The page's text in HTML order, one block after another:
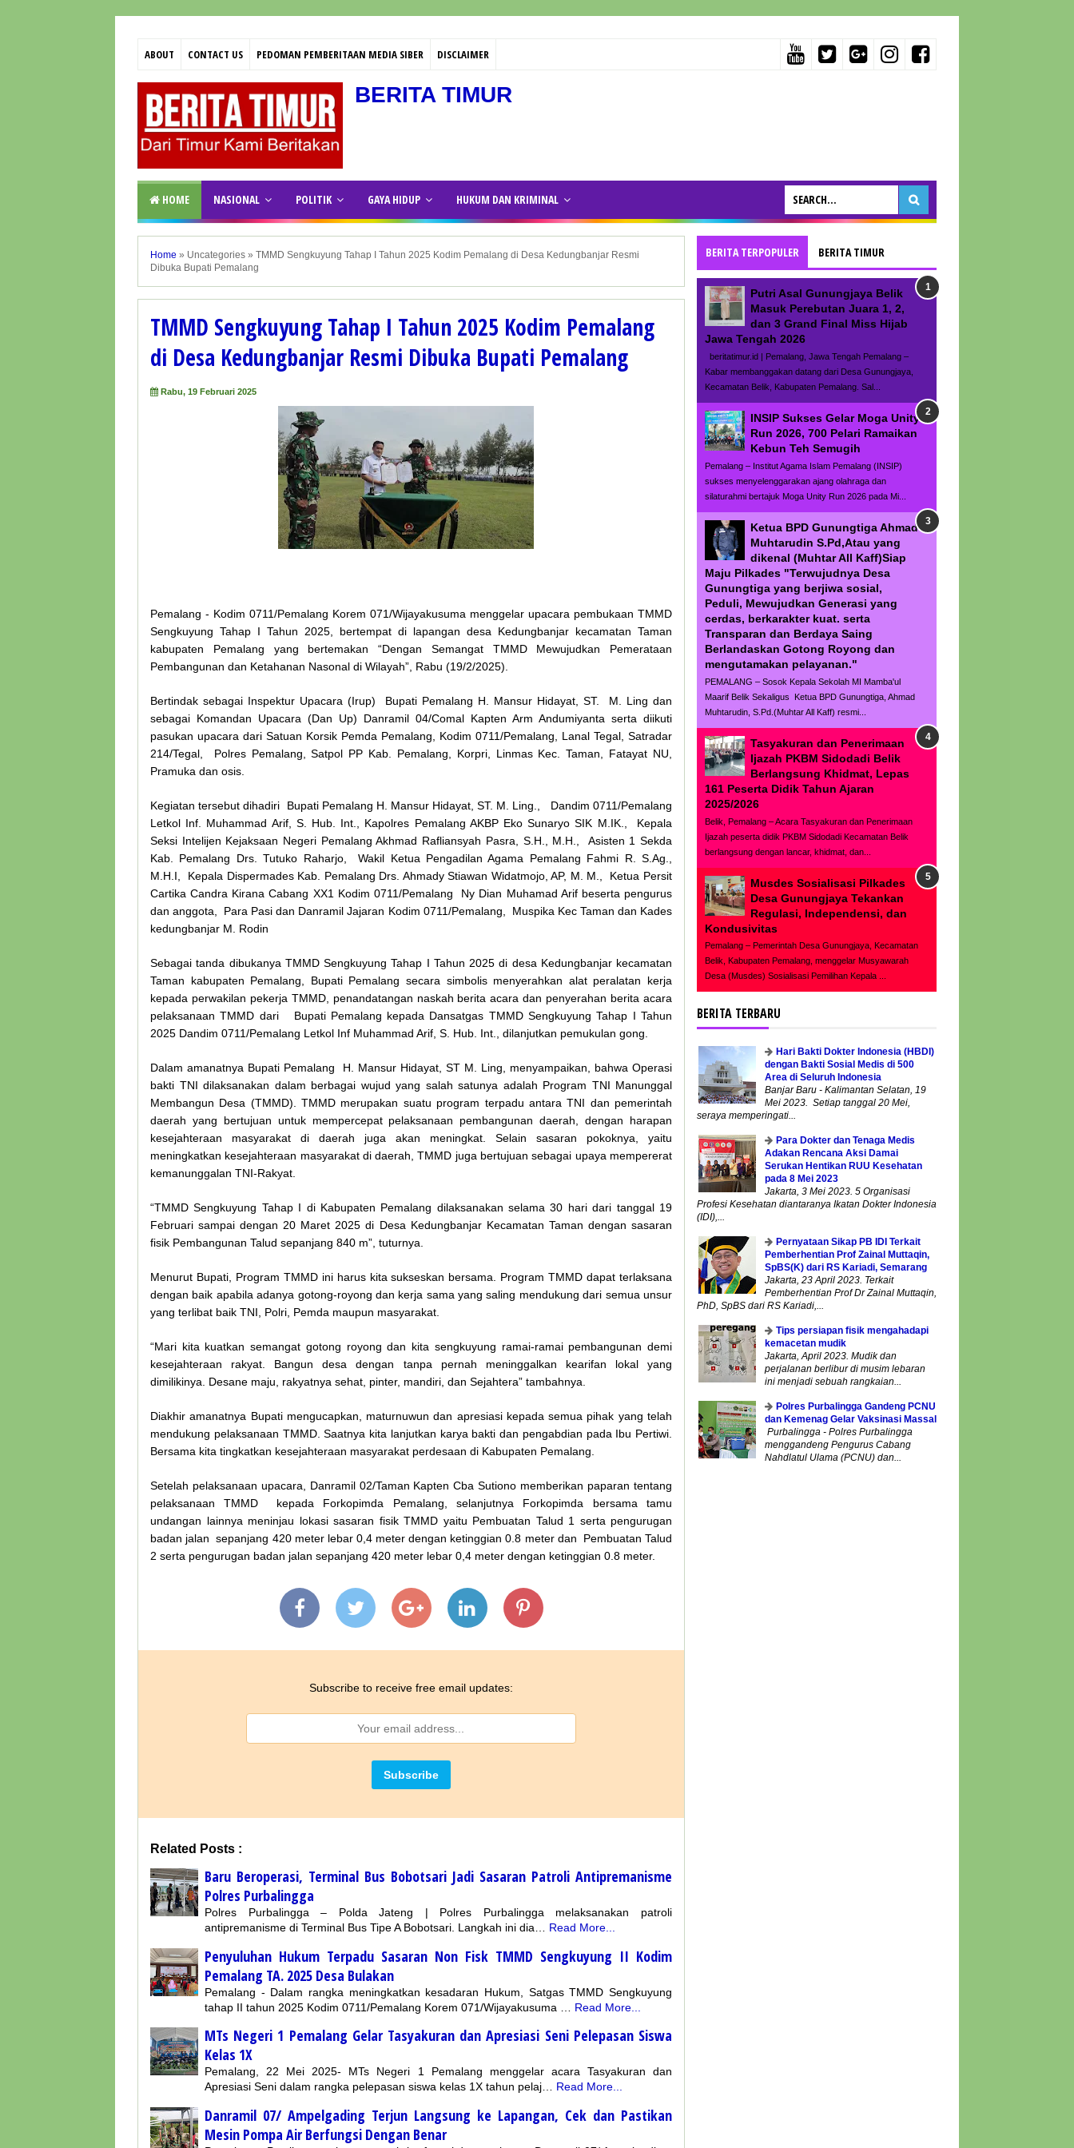
ABOUT CONTACT US PEDOMAN PEMBERITAAN MEDIA SIBER DISCLAIMER
BERITA TIMUR
HOME NASIONAL POLITIK GAYA HIDUP HUKUM DAN KRIMINAL
Home » Uncategories » TMMD Sengkuyung Tahap I Tahun 2025 Kodim Pemalang di Desa Kedungbanjar Resmi
Dibuka Bupati Pemalang
TMMD Sengkuyung Tahap I Tahun 2025 Kodim Pemalang
di Desa Kedungbanjar Resmi Dibuka Bupati Pemalang
Rabu, 19 Februari 2025
Pemalang - Kodim 0711/Pemalang Korem 071/Wijayakusuma menggelar upacara pembukaan TMMD
Sengkuyung Tahap I Tahun 2025, bertempat di lapangan desa Kedungbanjar kecamatan Taman
kabupaten Pemalang yang bertemakan “Dengan Semangat TMMD Mewujudkan Pemerataan
Pembangunan dan Ketahanan Nasonal di Wilayah”, Rabu (19/2/2025).
Bertindak sebagai Inspektur Upacara (Irup) Bupati Pemalang H. Mansur Hidayat, ST. M. Ling dan
sebagai Komandan Upacara (Dan Up) Danramil 04/Comal Kapten Arm Andumiyanta serta diikuti
pasukan upacara dari Satuan Korsik Pemda Pemalang, Kodim 0711/Pemalang, Lanal Tegal, Satradar
214/Tegal, Polres Pemalang, Satpol PP Kab. Pemalang, Korpri, Linmas Kec. Taman, Fatayat NU,
Pramuka dan osis.
Kegiatan tersebut dihadiri Bupati Pemalang H. Mansur Hidayat, ST. M. Ling., Dandim 0711/Pemalang
Letkol Inf. Muhammad Arif, S. Hub. Int., Kapolres Pemalang AKBP Eko Sunaryo SIK M.IK., Kepala
Seksi Intelijen Kejaksaan Negeri Pemalang Akhmad Rafliansyah Pasra, S.H., M.H., Asisten 1 Sekda
Kab. Pemalang Drs. Tutuko Raharjo, Wakil Ketua Pengadilan Agama Pemalang Fahmi R. S.Ag.,
M.H.I, Kepala Dispermades Kab. Pemalang Drs. Ahmady Stiawan Widatmojo, AP, M. M., Ketua Persit
Cartika Candra Kirana Cabang XX1 Kodim 0711/Pemalang Ny Dian Muhamad Arif beserta pengurus
dan anggota, Para Pasi dan Danramil Jajaran Kodim 0711/Pemalang, Muspika Kec Taman dan Kades
kedungbanjar M. Rodin
Sebagai tanda dibukanya TMMD Sengkuyung Tahap I Tahun 2025 di desa Kedungbanjar kecamatan
Taman kabupaten Pemalang, Bupati Pemalang secara simbolis menyerahkan alat peralatan kerja
kepada perwakilan pekerja TMMD, penandatangan naskah berita acara dan penyerahan berita acara
pelaksanaan TMMD dari Bupati Pemalang kepada Dansatgas TMMD Sengkuyung Tahap I Tahun
2025 Dandim 0711/Pemalang Letkol Inf Muhammad Arif, S. Hub. Int., dilanjutkan pemukulan gong.
Dalam amanatnya Bupati Pemalang H. Mansur Hidayat, ST M. Ling, menyampaikan, bahwa Operasi
bakti TNI dilaksanakan dalam berbagai wujud yang salah satunya adalah Program TNI Manunggal
Membangun Desa (TMMD). TMMD merupakan suatu program terpadu antara TNI dan pemerintah
daerah yang bertujuan untuk mempercepat pelaksanaan pembangunan daerah, dengan harapan
kesejahteraan masyarakat di daerah juga akan meningkat. Selain sasaran pokoknya, yaitu
meningkatkan kesejahteraan masyarakat di daerah, TMMD juga bertujuan sebagai upaya mempererat
kemanunggalan TNI-Rakyat.
“TMMD Sengkuyung Tahap I di Kabupaten Pemalang dilaksanakan selama 30 hari dari tanggal 19
Februari sampai dengan 20 Maret 2025 di Desa Kedungbanjar Kecamatan Taman dengan sasaran
fisik Pembangunan Talud sepanjang 840 m”, tuturnya.
Menurut Bupati, Program TMMD ini harus kita sukseskan bersama. Program TMMD dapat terlaksana
dengan baik apabila adanya gotong-royong dan kerja sama yang saling mendukung dari semua unsur
yang terlibat baik TNI, Polri, Pemda maupun masyarakat.
“Mari kita kuatkan semangat gotong royong dan kita sengkuyung ramai-ramai pembangunan demi
kesejahteraan rakyat. Bangun desa dengan tanpa pernah meninggalkan kearifan lokal yang
dimilikinya. Desane maju, rakyatnya sehat, pinter, mandiri, dan Sejahtera” tambahnya.
Diakhir amanatnya Bupati mengucapkan, maturnuwun dan apresiasi kepada semua pihak yang telah
mendukung pelaksanaan TMMD. Saatnya kita lanjutkan karya bakti dan pengabdian pada Ibu Pertiwi.
Bersama kita tingkatkan kesejahteraan masyarakat perdesaan di Kabupaten Pemalang.
Setelah pelaksanaan upacara, Danramil 02/Taman Kapten Cba Sutiono memberikan paparan tentang
pelaksanaan TMMD kepada Forkopimda Pemalang, selanjutnya Forkopimda bersama tamu
undangan lainnya meninjau lokasi sasaran fisik TMMD yaitu Pembuatan Talud 1 serta pengurugan
badan jalan sepanjang 420 meter lebar 0,4 meter dengan ketinggian 0.8 meter dan Pembuatan Talud
2 serta pengurugan badan jalan sepanjang 420 meter lebar 0,4 meter dengan ketinggian 0.8 meter.
Subscribe to receive free email updates:
Related Posts :
Baru Beroperasi, Terminal Bus Bobotsari Jadi Sasaran Patroli Antipremanisme
Polres Purbalingga
Polres Purbalingga – Polda Jateng | Polres Purbalingga melaksanakan patroli
antipremanisme di Terminal Bus Tipe A Bobotsari. Langkah ini dia…
Read More...
Penyuluhan Hukum Terpadu Sasaran Non Fisk TMMD Sengkuyung II Kodim
Pemalang TA. 2025 Desa Bulakan
Pemalang - Dalam rangka meningkatkan kesadaran Hukum, Satgas TMMD Sengkuyung
tahap II tahun 2025 Kodim 0711/Pemalang Korem 071/Wijayakusuma …
Read More...
MTs Negeri 1 Pemalang Gelar Tasyakuran dan Apresiasi Seni Pelepasan Siswa
Kelas 1X
Pemalang, 22 Mei 2025- MTs Negeri 1 Pemalang menggelar acara Tasyakuran dan
Apresiasi Seni dalam rangka pelepasan siswa kelas 1X tahun pelaj…
Read More...
Danramil 07/ Ampelgading Terjun Langsung ke Lapangan, Cek dan Pastikan
Mesin Pompa Air Berfungsi Dengan Benar
BERITA TERPOPULER BERITA TIMUR
Putri Asal Gunungjaya Belik
Masuk Perebutan Juara 1, 2,
dan 3 Grand Final Miss Hijab
Jawa Tengah 2026
beritatimur.id | Pemalang, Jawa Tengah Pemalang –
Kabar membanggakan datang dari Desa Gunungjaya,
Kecamatan Belik, Kabupaten Pemalang. Sal...
INSIP Sukses Gelar Moga Unity
Run 2026, 700 Pelari Ramaikan
Kebun Teh Semugih
Pemalang – Institut Agama Islam Pemalang (INSIP)
sukses menyelenggarakan ajang olahraga dan
silaturahmi bertajuk Moga Unity Run 2026 pada Mi...
Ketua BPD Gunungtiga Ahmad
Muhtarudin S.Pd,Atau yang
dikenal (Muhtar All Kaff)Siap
Maju Pilkades "Terwujudnya Desa
Gunungtiga yang berjiwa sosial,
Peduli, Mewujudkan Generasi yang
cerdas, berkarakter kuat. serta
Transparan dan Berdaya Saing
Berlandaskan Gotong Royong dan
mengutamakan pelayanan."
PEMALANG – Sosok Kepala Sekolah MI Mamba'ul
Maarif Belik Sekaligus Ketua BPD Gunungtiga, Ahmad
Muhtarudin, S.Pd.(Muhtar All Kaff) resmi...
Tasyakuran dan Penerimaan
Ijazah PKBM Sidodadi Belik
Berlangsung Khidmat, Lepas
161 Peserta Didik Tahun Ajaran
2025/2026
Belik, Pemalang – Acara Tasyakuran dan Penerimaan
Ijazah peserta didik PKBM Sidodadi Kecamatan Belik
berlangsung dengan lancar, khidmat, dan...
Musdes Sosialisasi Pilkades
Desa Gunungjaya Tekankan
Regulasi, Independensi, dan
Kondusivitas
Pemalang – Pemerintah Desa Gunungjaya, Kecamatan
Belik, Kabupaten Pemalang, menggelar Musyawarah
Desa (Musdes) Sosialisasi Pemilihan Kepala ...
BERITA TERBARU
Hari Bakti Dokter Indonesia (HBDI)
dengan Bakti Sosial Medis di 500
Area di Seluruh Indonesia
Banjar Baru - Kalimantan Selatan, 19
Mei 2023. Setiap tanggal 20 Mei,
seraya memperingati...
Para Dokter dan Tenaga Medis
Adakan Rencana Aksi Damai
Serukan Hentikan RUU Kesehatan
pada 8 Mei 2023
Jakarta, 3 Mei 2023. 5 Organisasi
Profesi Kesehatan diantaranya Ikatan Dokter Indonesia
(IDI),...
Pernyataan Sikap PB IDI Terkait
Pemberhentian Prof Zainal Muttaqin,
SpBS(K) dari RS Kariadi, Semarang
Jakarta, 23 April 2023. Terkait
Pemberhentian Prof Dr Zainal Muttaqin,
PhD, SpBS dari RS Kariadi,...
Tips persiapan fisik mengahadapi
kemacetan mudik
Jakarta, April 2023. Mudik dan
perjalanan berlibur di musim lebaran
ini menjadi sebuah rangkaian...
Polres Purbalingga Gandeng PCNU
dan Kemenag Gelar Vaksinasi Massal
Purbalingga - Polres Purbalingga
menggandeng Pengurus Cabang
Nahdlatul Ulama (PCNU) dan...